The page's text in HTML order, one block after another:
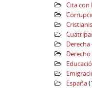
Cita con
España